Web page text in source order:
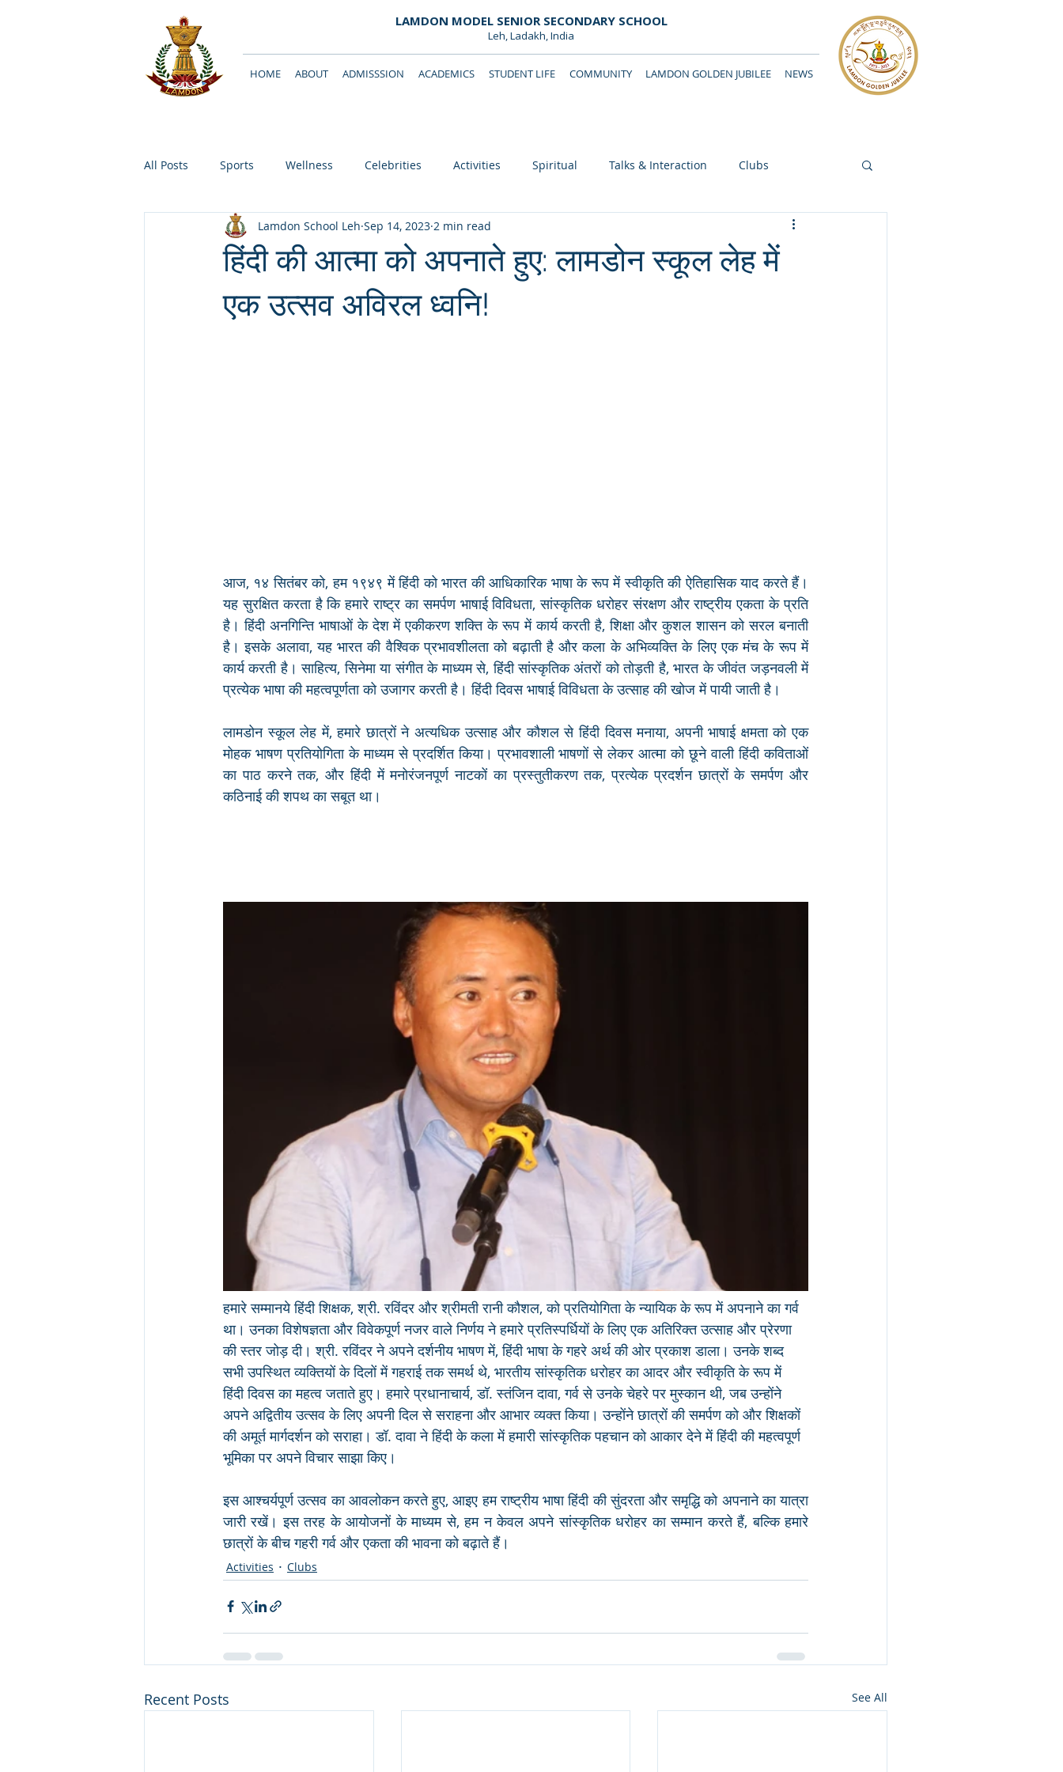
LAMDON MODEL SENIOR SECONDARY SCHOOL
Leh, Ladakh, India
HOME ABOUT ADMISSSION ACADEMICS STUDENT LIFE COMMUNITY LAMDON GOLDEN JUBILEE
NEWS
All Posts Sports Wellness Celebrities Activities Spiritual Talks & Interaction Clubs
हिंदी की आत्मा को अपनाते हुए: लामडोन स्कूल लेह में
एक उत्सव अविरल ध्वनि!
Lamdon School Leh Sep 14, 2023 2 min read
आज, १४ सितंबर को, हम १९४९ में हिंदी को भारत की आधिकारिक भाषा के रूप में स्वीकृति की ऐतिहासिक याद करते हैं।
यह सुरक्षित करता है कि हमारे राष्ट्र का समर्पण भाषाई विविधता, सांस्कृतिक धरोहर संरक्षण और राष्ट्रीय एकता के प्रति
है। हिंदी अनगिन्ति भाषाओं के देश में एकीकरण शक्ति के रूप में कार्य करती है, शिक्षा और कुशल शासन को सरल बनाती
है। इसके अलावा, यह भारत की वैश्विक प्रभावशीलता को बढ़ाती है और कला के अभिव्यक्ति के लिए एक मंच के रूप में
कार्य करती है। साहित्य, सिनेमा या संगीत के माध्यम से, हिंदी सांस्कृतिक अंतरों को तोड़ती है, भारत के जीवंत जड़नवली में
प्रत्येक भाषा की महत्वपूर्णता को उजागर करती है। हिंदी दिवस भाषाई विविधता के उत्साह की खोज में पायी जाती है।
लामडोन स्कूल लेह में, हमारे छात्रों ने अत्यधिक उत्साह और कौशल से हिंदी दिवस मनाया, अपनी भाषाई क्षमता को एक
मोहक भाषण प्रतियोगिता के माध्यम से प्रदर्शित किया। प्रभावशाली भाषणों से लेकर आत्मा को छूने वाली हिंदी कविताओं
का पाठ करने तक, और हिंदी में मनोरंजनपूर्ण नाटकों का प्रस्तुतीकरण तक, प्रत्येक प्रदर्शन छात्रों के समर्पण और
कठिनाई की शपथ का सबूत था।
हमारे सम्मानये हिंदी शिक्षक, श्री. रविंदर और श्रीमती रानी कौशल, को प्रतियोगिता के न्यायिक के रूप में अपनाने का गर्व
था। उनका विशेषज्ञता और विवेकपूर्ण नजर वाले निर्णय ने हमारे प्रतिस्पर्धियों के लिए एक अतिरिक्त उत्साह और प्रेरणा
की स्तर जोड़ दी। श्री. रविंदर ने अपने दर्शनीय भाषण में, हिंदी भाषा के गहरे अर्थ की ओर प्रकाश डाला। उनके शब्द
सभी उपस्थित व्यक्तियों के दिलों में गहराई तक समर्थ थे, भारतीय सांस्कृतिक धरोहर का आदर और स्वीकृति के रूप में
हिंदी दिवस का महत्व जताते हुए। हमारे प्रधानाचार्य, डॉ. स्तंजिन दावा, गर्व से उनके चेहरे पर मुस्कान थी, जब उन्होंने
अपने अद्वितीय उत्सव के लिए अपनी दिल से सराहना और आभार व्यक्त किया। उन्होंने छात्रों की समर्पण को और शिक्षकों
की अमूर्त मार्गदर्शन को सराहा। डॉ. दावा ने हिंदी के कला में हमारी सांस्कृतिक पहचान को आकार देने में हिंदी की महत्वपूर्ण
भूमिका पर अपने विचार साझा किए।
इस आश्चर्यपूर्ण उत्सव का आवलोकन करते हुए, आइए हम राष्ट्रीय भाषा हिंदी की सुंदरता और समृद्धि को अपनाने का यात्रा
जारी रखें। इस तरह के आयोजनों के माध्यम से, हम न केवल अपने सांस्कृतिक धरोहर का सम्मान करते हैं, बल्कि हमारे
छात्रों के बीच गहरी गर्व और एकता की भावना को बढ़ाते हैं।
Activities Clubs
Recent Posts See All